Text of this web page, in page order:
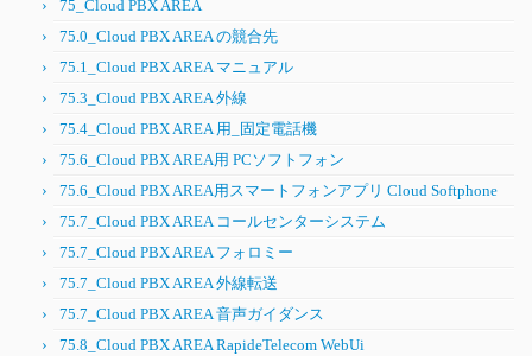
75_Cloud PBX AREA
75.0_Cloud PBX AREA の競合先
75.1_Cloud PBX AREA マニュアル
75.3_Cloud PBX AREA 外線
75.4_Cloud PBX AREA 用_固定電話機
75.6_Cloud PBX AREA用 PCソフトフォン
75.6_Cloud PBX AREA用スマートフォンアプリ Cloud Softphone
75.7_Cloud PBX AREA コールセンターシステム
75.7_Cloud PBX AREA フォロミー
75.7_Cloud PBX AREA 外線転送
75.7_Cloud PBX AREA 音声ガイダンス
75.8_Cloud PBX AREA RapideTelecom WebUi